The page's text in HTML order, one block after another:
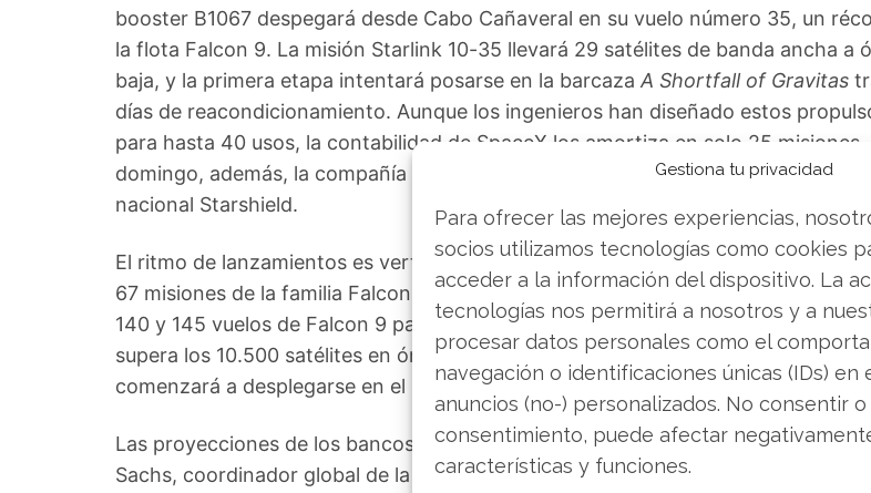
Gestiona tu privacidad
Para ofrecer las mejores experiencias,
socios utilizamos tecnologías como cookies
acceder a la información del dispositivo. La
tecnologías nos permitirá a nosotros y a
procesar datos personales como el
navegación o identificaciones únicas (IDs) en
anuncios (no-) personalizados. No consentir
consentimiento, puede afectar
características y funciones.
booster B1067 despegará desde Cabo Cañaveral en su vuelo número 35, un
la flota Falcon 9. La misión Starlink 10-35 llevará 29 satélites de banda ancha a
baja, y la primera etapa intentará posarse en la barcaza A Shortfall of Gravitas
días de reacondicionamiento. Aunque los ingenieros han diseñado estos
para hasta 40 usos, la contabilidad de SpaceX los amortiza en solo 25 misiones.
domingo, además, la compañía lanzó desde Vandenberg dos satélites de
nacional Starshield.
El ritmo de lanzamientos es vertiginoso. Hasta el 7 de junio, SpaceX había
67 misiones de la familia Falcon en 2026, y la presidenta Gwynne Shotwell
140 y 145 vuelos de Falcon 9 para el conjunto del año. La constelación Starlink
supera los 10.500 satélites en órbita, y la versión 3, con mayores prestaciones,
comenzará a desplegarse en el segundo semestre de 2026.
Las proyecciones de los bancos colocadores alimentan el entusiasmo inversor.
Sachs, coordinador global de la OPV, estima unos ingresos totales de 474.000